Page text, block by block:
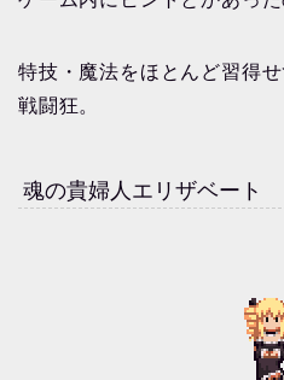
特技・魔法をほとんど習得
戦闘狂。
魂の貴婦人エリザベート